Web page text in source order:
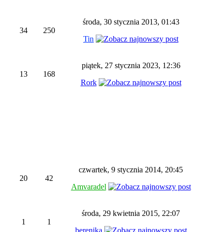
34 250
środa, 30 stycznia 2013, 01:43
Tin
13 168
piątek, 27 stycznia 2023, 12:36
Rork
20 42
czwartek, 9 stycznia 2014, 20:45
Amvaradel
1 1
środa, 29 kwietnia 2015, 22:07
berenika